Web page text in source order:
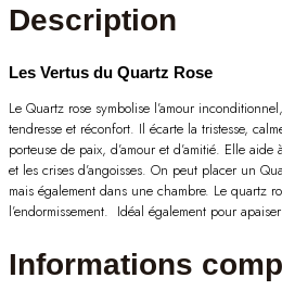
Description
Les Vertus du Quartz Rose
Le Quartz rose symbolise l’amour
tendresse et réconfort. Il écarte la tristesse,
porteuse de paix, d’amour et d’amitié. Elle
et les crises d’angoisses. On peut placer un
mais également dans une chambre. Le quartz
l’endormissement. Idéal également pour
Informations